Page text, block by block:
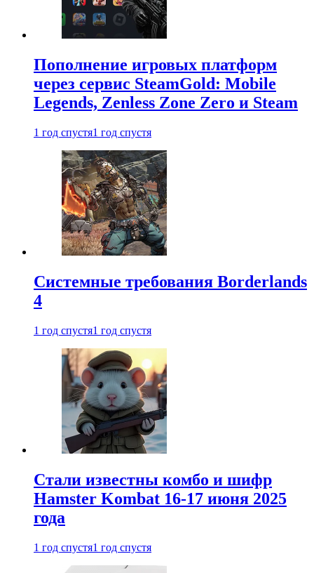
Пополнение игровых платформ
через сервис SteamGold: Mobile
Legends, Zenless Zone Zero и Steam
1 год спустя1 год спустя
Системные требования Borderlands
4
1 год спустя1 год спустя
Стали известны комбо и шифр
Hamster Kombat 16-17 июня 2025
года
1 год спустя1 год спустя